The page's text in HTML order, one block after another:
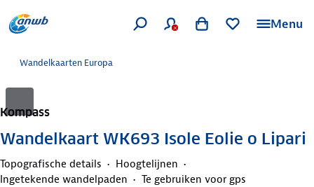
Menu
Wandelkaarten Europa
Kompass
Wandelkaart WK693 Isole Eolie o Lipari
Topografische details
Hoogtelijnen
Ingetekende wandelpaden
Te gebruiken voor gps